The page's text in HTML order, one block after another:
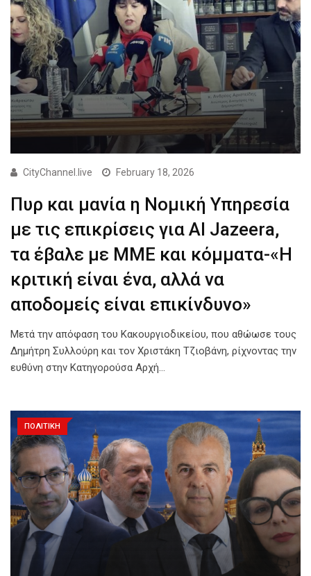
CityChannel.live February 18, 2026
Πυρ και μανία η Νομική Υπηρεσία
με τις επικρίσεις για Al Jazeera,
τα έβαλε με ΜΜΕ και κόμματα-«Η
κριτική είναι ένα, αλλά να
αποδομείς είναι επικίνδυνο»
Μετά την απόφαση του Κακουργιοδικείου, που αθώωσε τους
Δημήτρη Συλλούρη και τον Χριστάκη Τζιοβάνη, ρίχνοντας την
ευθύνη στην Κατηγορούσα Αρχή…
ΠΟΛΙΤΙΚΗ